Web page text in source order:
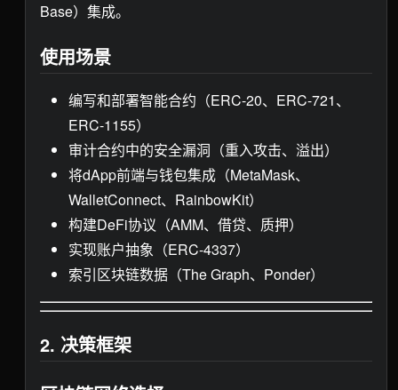
Base）集成。
使用场景
编写和部署智能合约（ERC-20、ERC-721、
ERC-1155）
审计合约中的安全漏洞（重入攻击、溢出）
将dApp前端与钱包集成（MetaMask、
WalletConnect、RainbowKit）
构建DeFi协议（AMM、借贷、质押）
实现账户抽象（ERC-4337）
索引区块链数据（The Graph、Ponder）
2. 决策框架